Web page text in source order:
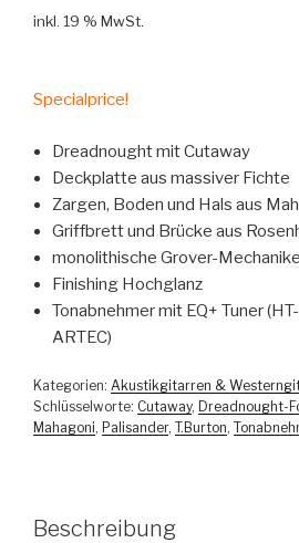
inkl. 19 % MwSt.
Specialprice!
Dreadnought mit Cutaway
Deckplatte aus massiver Fichte
Zargen, Boden und Hals aus
Griffbrett und Brücke aus
monolithische Grover-
Finishing Hochglanz
Tonabnehmer mit EQ+ Tuner
ARTEC)
Kategorien: Akustikgitarren &
Schlüsselworte: Cutaway, Dreadnought-
Mahagoni, Palisander, T.Burton,
Beschreibung